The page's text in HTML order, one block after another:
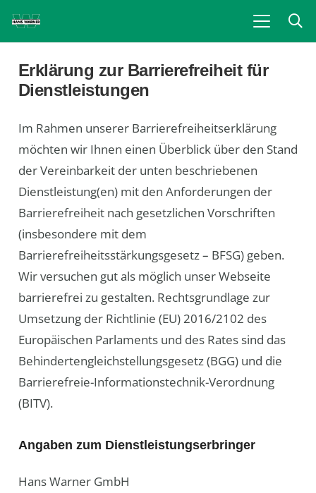
Erklärung zur Barrierefreiheit für
Dienstleistungen
Im Rahmen unserer Barrierefreiheitserklärung
möchten wir Ihnen einen Überblick über den Stand
der Vereinbarkeit der unten beschriebenen
Dienstleistung(en) mit den Anforderungen der
Barrierefreiheit nach gesetzlichen Vorschriften
(insbesondere mit dem
Barrierefreiheitsstärkungsgesetz – BFSG) geben.
Wir versuchen gut als möglich unser Webseite
barrierefrei zu gestalten. Rechtsgrundlage zur
Umsetzung der Richtlinie (EU) 2016/2102 des
Europäischen Parlaments und des Rates sind das
Behindertengleichstellungsgesetz (BGG) und die
Barrierefreie-Informationstechnik-Verordnung
(BITV).
Angaben zum Dienstleistungserbringer
Hans Warner GmbH